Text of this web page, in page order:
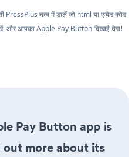
तत्व में डालें जो html या एम्बेड कोड
और आपका Apple Pay Button दिखाई देगा!
Pay Button app is
more about its